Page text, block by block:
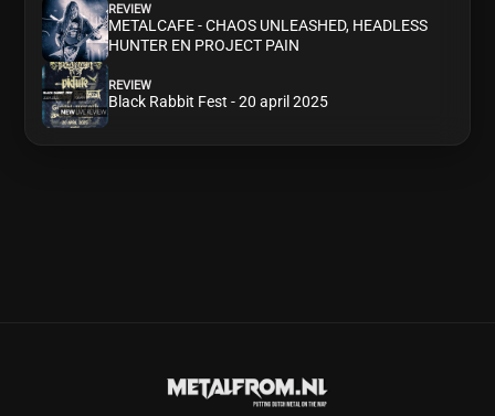
REVIEW
METALCAFE - CHAOS UNLEASHED, HEADLESS
HUNTER EN PROJECT PAIN
REVIEW
Black Rabbit Fest - 20 april 2025